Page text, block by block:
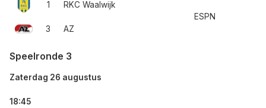
1
3
RKC Waalwijk
AZ
ESPN
Speelronde 3
Zaterdag 26 augustus
18:45